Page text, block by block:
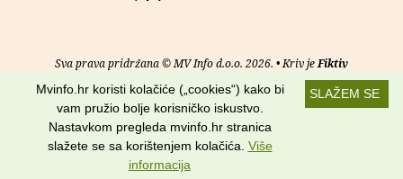
Sva prava pridržana © MV Info d.o.o. 2026. • Kriv jeFiktiv
Uvjeti korištenja RSS kanali
Potraži nas na:
SLAŽEM SE
Mvinfo.hr koristi kolačiće („cookies“) kako bi
vam pružio bolje korisničko iskustvo.
Nastavkom pregleda mvinfo.hr stranica
slažete se sa korištenjem kolačića. Više
informacija